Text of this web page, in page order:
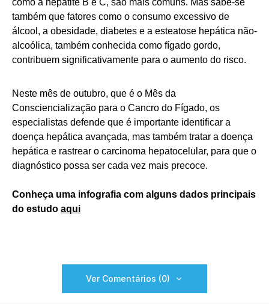
como a hepatite B e C, são mais comuns. Mas sabe-se
também que fatores como o consumo excessivo de
álcool, a obesidade, diabetes e a esteatose hepática não-
alcoólica, também conhecida como fígado gordo,
contribuem significativamente para o aumento do risco.
Neste mês de outubro, que é o Mês da
Consciencialização para o Cancro do Fígado, os
especialistas defende que é importante identificar a
doença hepática avançada, mas também tratar a doença
hepática e rastrear o carcinoma hepatocelular, para que o
diagnóstico possa ser cada vez mais precoce.
Conheça uma infografia com alguns dados principais
do estudo aqui
Ver Comentários (0)